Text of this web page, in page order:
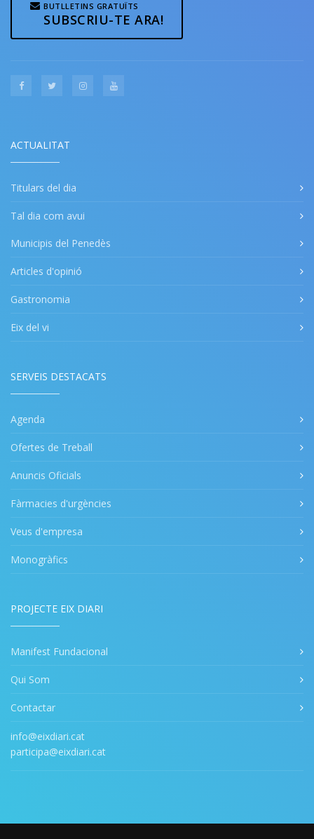
BUTLLETINS GRATUÏTS
SUBSCRIU-TE ARA!
ACTUALITAT
Titulars del dia
Tal dia com avui
Municipis del Penedès
Articles d'opinió
Gastronomia
Eix del vi
SERVEIS DESTACATS
Agenda
Ofertes de Treball
Anuncis Oficials
Fàrmacies d'urgències
Veus d'empresa
Monogràfics
PROJECTE EIX DIARI
Manifest Fundacional
Qui Som
Contactar
info@eixdiari.cat
participa@eixdiari.cat